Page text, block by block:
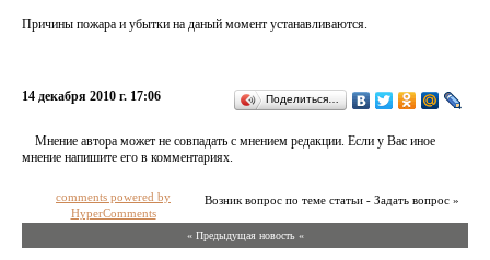
Причины пожара и убытки на даный момент устанавливаются.
14 декабря 2010 г. 17:06 Поделиться…
Мнение автора может не совпадать с мнением редакции. Если у Вас иное
мнение напишите его в комментариях.
Возник вопрос по теме статьи - Задать вопрос »
comments powered by
HyperComments
« Предыдущая новость «